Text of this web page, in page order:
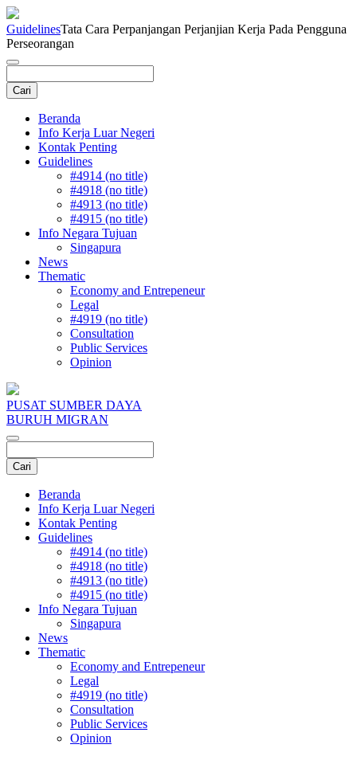
GuidelinesTata Cara Perpanjangan Perjanjian Kerja Pada Pengguna
Perseorangan
Beranda
Info Kerja Luar Negeri
Kontak Penting
Guidelines
#4914 (no title)
#4918 (no title)
#4913 (no title)
#4915 (no title)
Info Negara Tujuan
Singapura
News
Thematic
Economy and Entrepeneur
Legal
#4919 (no title)
Consultation
Public Services
Opinion
PUSAT SUMBER DAYA
BURUH MIGRAN
Beranda
Info Kerja Luar Negeri
Kontak Penting
Guidelines
#4914 (no title)
#4918 (no title)
#4913 (no title)
#4915 (no title)
Info Negara Tujuan
Singapura
News
Thematic
Economy and Entrepeneur
Legal
#4919 (no title)
Consultation
Public Services
Opinion